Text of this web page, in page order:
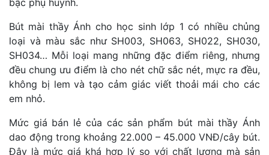
bậc phụ huynh.
Bút mài thầy Ánh cho học sinh lớp 1 có nhiều chủng
loại và màu sắc như SH003, SH063, SH022, SH030,
SH034… Mỗi loại mang những đặc điểm riêng, nhưng
đều chung ưu điểm là cho nét chữ sắc nét, mực ra đều,
không bị lem và tạo cảm giác viết thoải mái cho các
em nhỏ.
Mức giá bán lẻ của các sản phẩm bút mài thầy Ánh
dao động trong khoảng 22.000 – 45.000 VNĐ/cây bút.
Đây là mức giá khá hợp lý so với chất lượng mà sản